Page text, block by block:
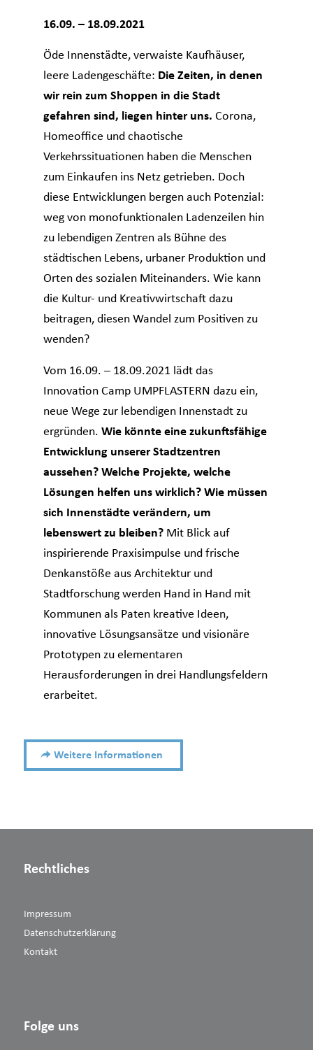
16.09. – 18.09.2021
Öde Innenstädte, verwaiste Kaufhäuser,
leere Ladengeschäfte: Die Zeiten, in denen
wir rein zum Shoppen in die Stadt
gefahren sind, liegen hinter uns. Corona,
Homeoffice und chaotische
Verkehrssituationen haben die Menschen
zum Einkaufen ins Netz getrieben. Doch
diese Entwicklungen bergen auch Potenzial:
weg von monofunktionalen Ladenzeilen hin
zu lebendigen Zentren als Bühne des
städtischen Lebens, urbaner Produktion und
Orten des sozialen Miteinanders. Wie kann
die Kultur- und Kreativwirtschaft dazu
beitragen, diesen Wandel zum Positiven zu
wenden?
Vom 16.09. – 18.09.2021 lädt das
Innovation Camp UMPFLASTERN dazu ein,
neue Wege zur lebendigen Innenstadt zu
ergründen.Wie könnte eine zukunftsfähige
Entwicklung unserer Stadtzentren
aussehen? Welche Projekte, welche
Lösungen helfen uns wirklich? Wie müssen
sich Innenstädte verändern, um
lebenswert zu bleiben? Mit Blick auf
inspirierende Praxisimpulse und frische
Denkanstöße aus Architektur und
Stadtforschung werden Hand in Hand mit
Kommunen als Paten kreative Ideen,
innovative Lösungsansätze und visionäre
Prototypen zu elementaren
Herausforderungen in drei Handlungsfeldern
erarbeitet.
Weitere Informationen
Rechtliches
Impressum
Datenschutzerklärung
Kontakt
Folge uns